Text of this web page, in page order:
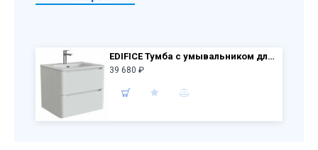
EDIFICE Тумба с умывальником для ванной комнаты, подвесная 60 см EDI60W0i95K (белый)
39 680 ₽